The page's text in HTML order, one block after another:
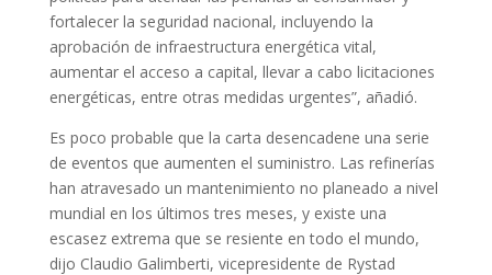
fortalecer la seguridad nacional, incluyendo la
aprobación de infraestructura energética vital,
aumentar el acceso a capital, llevar a cabo licitaciones
energéticas, entre otras medidas urgentes”, añadió.
Es poco probable que la carta desencadene una serie
de eventos que aumenten el suministro. Las refinerías
han atravesado un mantenimiento no planeado a nivel
mundial en los últimos tres meses, y existe una
escasez extrema que se resiente en todo el mundo,
dijo Claudio Galimberti, vicepresidente de Rystad